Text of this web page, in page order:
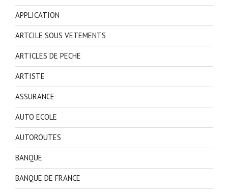
APPLICATION
ARTCILE SOUS VETEMENTS
ARTICLES DE PECHE
ARTISTE
ASSURANCE
AUTO ECOLE
AUTOROUTES
BANQUE
BANQUE DE FRANCE